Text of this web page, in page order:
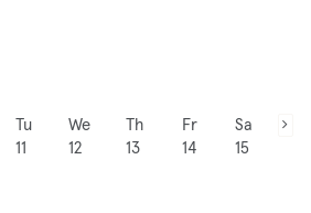
Tu
11
We
12
Th
13
Fr
14
Sa
15